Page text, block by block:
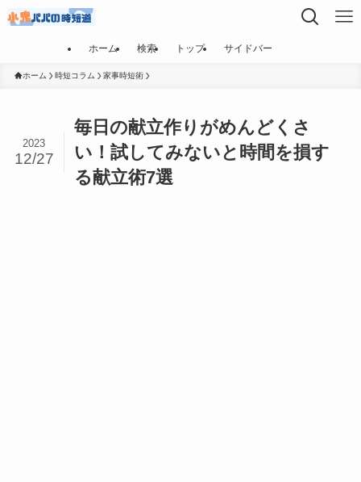
ホーム 検索 トップ サイドバー
ホーム 時短コラム 家事時短術
毎日の献立作りがめんどくさ
い！試してみないと時間を損す
る献立術7選
2023
12/27